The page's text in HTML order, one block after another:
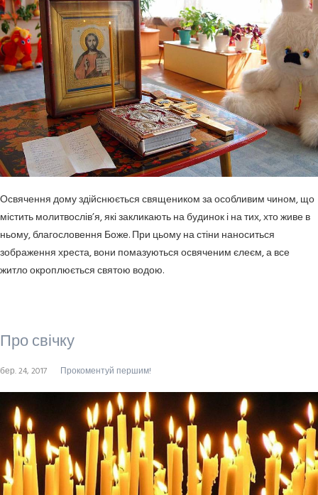
Освячення дому здійснюється священиком за особливим чином, що
містить молитвослів’я, які закликають на будинок і на тих, хто живе в
ньому, благословення Боже. При цьому на стіни наноситься
зображення хреста, вони помазуються освяченим єлеєм, а все
житло окроплюється святою водою.
Про свічку
бер. 24, 2017 Прокоментуй першим!